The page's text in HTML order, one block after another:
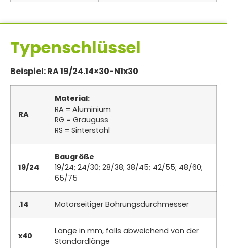
Typenschlüssel
Beispiel: RA 19/24.14×30-N1x30
RA
Material:
RA = Aluminium
RG = Grauguss
RS = Sinterstahl
19/24
Baugröße
19/24; 24/30; 28/38; 38/45; 42/55; 48/60;
65/75
.14 Motorseitiger Bohrungsdurchmesser
x40
Länge in mm, falls abweichend von der
Standardlänge